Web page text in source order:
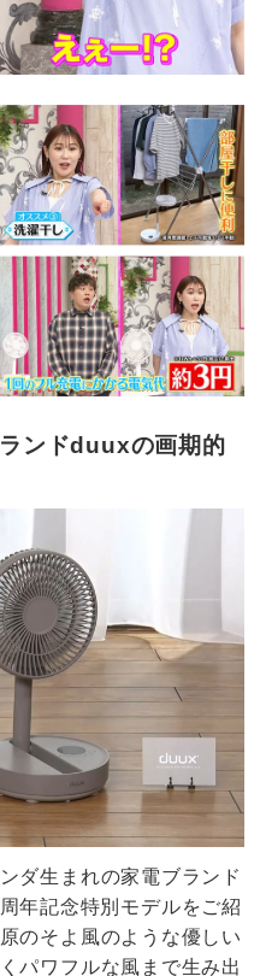
ンドduuxの画期的
ダ生まれの家電ブランド
年記念特別モデルをご紹
のそよ風のような優しい
パワフルな風まで生み出